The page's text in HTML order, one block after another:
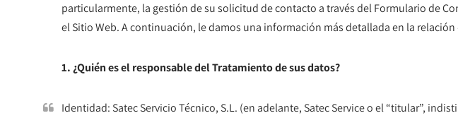
particularmente, la gestión de su solicitud de contacto a través del Formulario de
el Sitio Web. A continuación, le damos una información más detallada en la
1. ¿Quién es el responsable del Tratamiento de sus datos?
Identidad: Satec Servicio Técnico, S.L. (en adelante, Satec Service o el “titular”,